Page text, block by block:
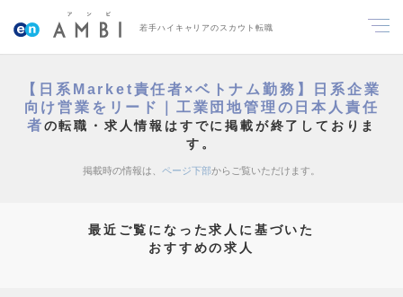
若手ハイキャリアのスカウト転職
【日系Market責任者×ベトナム勤務】日系企業
向け営業をリード｜工業団地管理の日本人責任
者の転職・求人情報はすでに掲載が終了しておりま
す。
掲載時の情報は、 ページ下部からご覧いただけます。
最近ご覧になった求人に基づいた
おすすめの求人